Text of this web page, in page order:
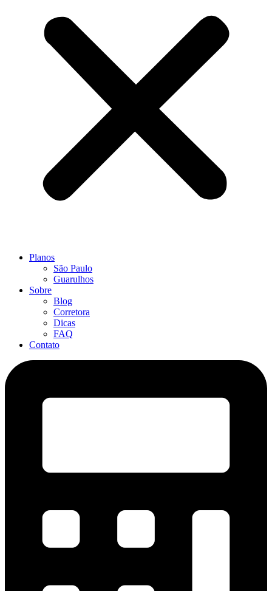
Planos
São Paulo
Guarulhos
Sobre
Blog
Corretora
Dicas
FAQ
Contato